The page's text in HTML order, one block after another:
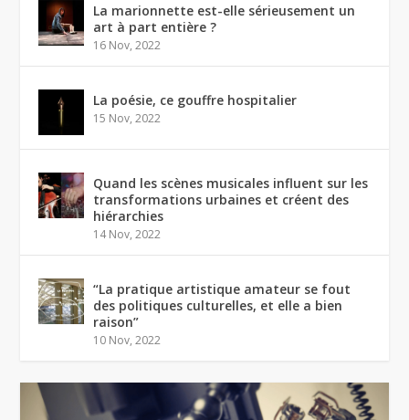
La marionnette est-elle sérieusement un
art à part entière ?
16 Nov, 2022
La poésie, ce gouffre hospitalier
15 Nov, 2022
Quand les scènes musicales influent sur les
transformations urbaines et créent des
hiérarchies
14 Nov, 2022
“La pratique artistique amateur se fout
des politiques culturelles, et elle a bien
raison”
10 Nov, 2022